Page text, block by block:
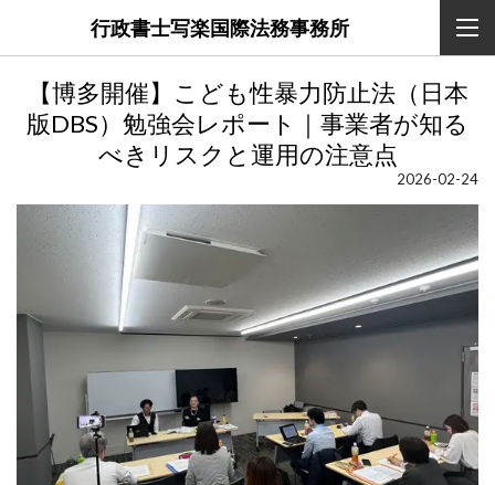
行政書士写楽国際法務事務所
【博多開催】こども性暴力防止法（日本
版DBS）勉強会レポート｜事業者が知る
べきリスクと運用の注意点
2026-02-24